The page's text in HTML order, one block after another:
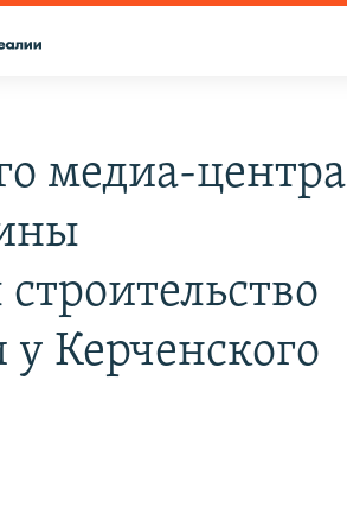
медиа-центра
Керченского